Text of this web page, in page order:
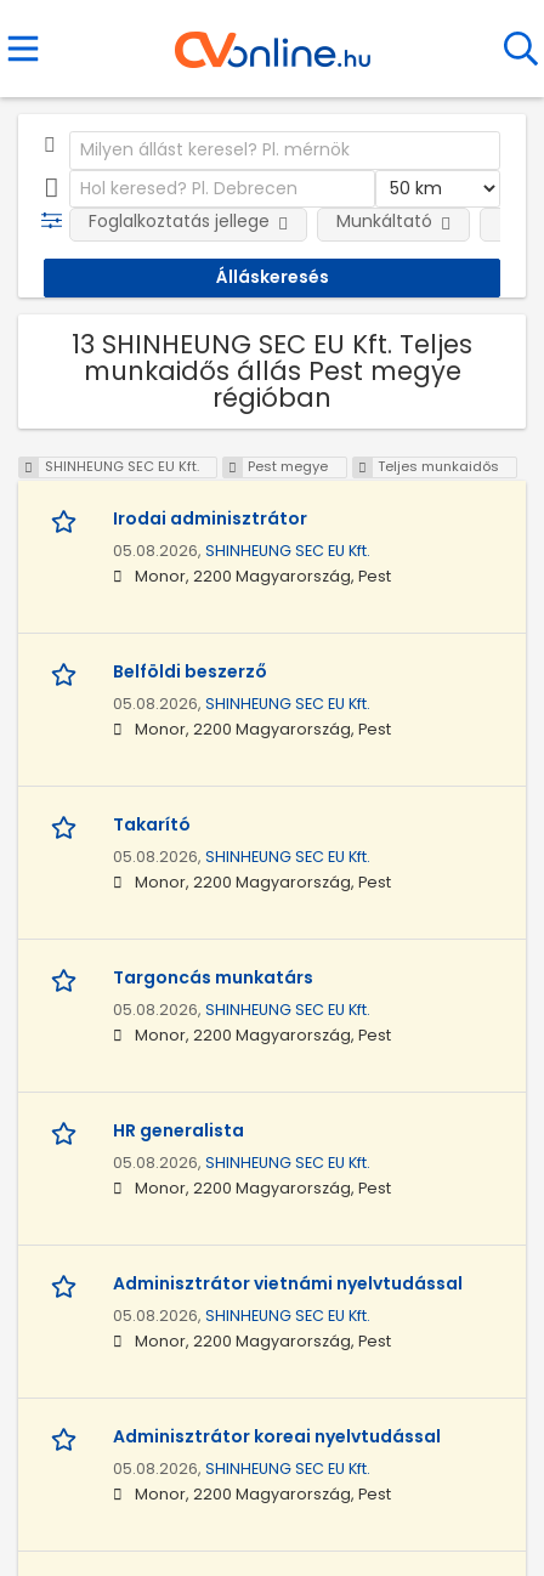
Foglalkoztatás jellege Munkáltató
13 SHINHEUNG SEC EU Kft. Teljes
munkaidős állás Pest megye
régióban
SHINHEUNG SEC EU Kft. Pest megye Teljes munkaidős
Irodai adminisztrátor
05.08.2026, SHINHEUNG SEC EU Kft.
Monor, 2200 Magyarország, Pest
Belföldi beszerző
05.08.2026, SHINHEUNG SEC EU Kft.
Monor, 2200 Magyarország, Pest
Takarító
05.08.2026, SHINHEUNG SEC EU Kft.
Monor, 2200 Magyarország, Pest
Targoncás munkatárs
05.08.2026, SHINHEUNG SEC EU Kft.
Monor, 2200 Magyarország, Pest
HR generalista
05.08.2026, SHINHEUNG SEC EU Kft.
Monor, 2200 Magyarország, Pest
Adminisztrátor vietnámi nyelvtudással
05.08.2026, SHINHEUNG SEC EU Kft.
Monor, 2200 Magyarország, Pest
Adminisztrátor koreai nyelvtudással
05.08.2026, SHINHEUNG SEC EU Kft.
Monor, 2200 Magyarország, Pest